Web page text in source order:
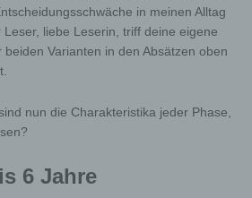
in meinen Alltag
liebe Leserin, triff deine eigene
Varianten in den Absätzen oben
nun die Charakteristika jeder Phase,
6 Jahre